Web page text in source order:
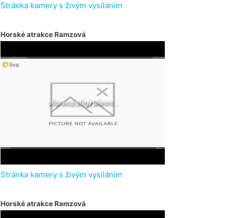
Stránka kamery s živým vysíláním
Horské atrakce Ramzová
Stránka kamery s živým vysíláním
Horské atrakce Ramzová